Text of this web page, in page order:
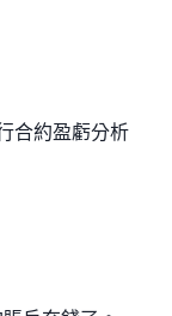
合約盈虧分析